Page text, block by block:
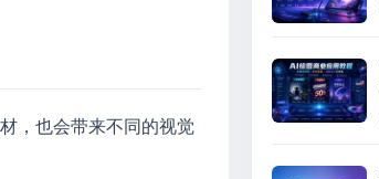
，也会带来不同的视觉